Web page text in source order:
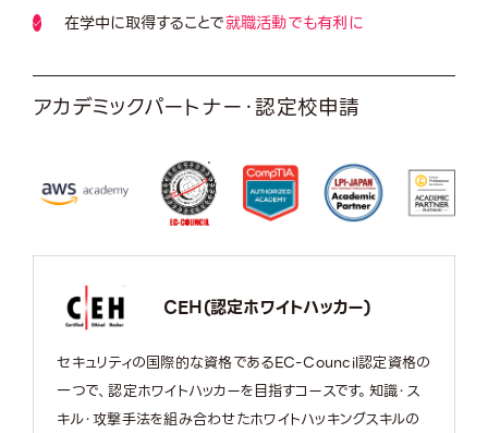
在学中に取得することで就職活動でも有利に
アカデミックパートナー・認定校申請
CEH(認定ホワイトハッカー)
セキュリティの国際的な資格であるEC-Council認定資格の
一つで、認定ホワイトハッカーを目指すコースです。知識・ス
キル・攻撃手法を組み合わせたホワイトハッキングスキルの